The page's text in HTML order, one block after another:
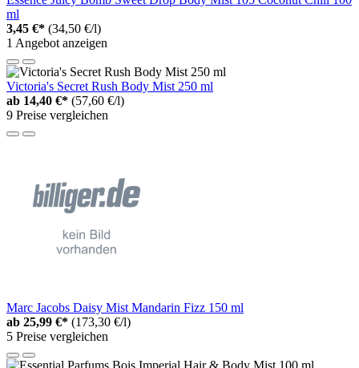
ml
3,45 €* (34,50 €/l)
1 Angebot anzeigen
Victoria's Secret Rush Body Mist 250 ml
ab 14,40 €* (57,60 €/l)
9 Preise vergleichen
Marc Jacobs Daisy Mist Mandarin Fizz 150 ml
ab 25,99 €* (173,30 €/l)
5 Preise vergleichen